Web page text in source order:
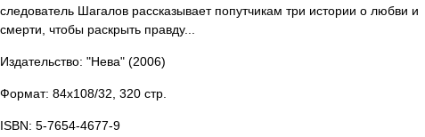
следователь Шагалов рассказывает попутчикам три истории о любви и
смерти, чтобы раскрыть правду...
Издательство: "Нева" (2006)
Формат: 84x108/32, 320 стр.
ISBN: 5-7654-4677-9